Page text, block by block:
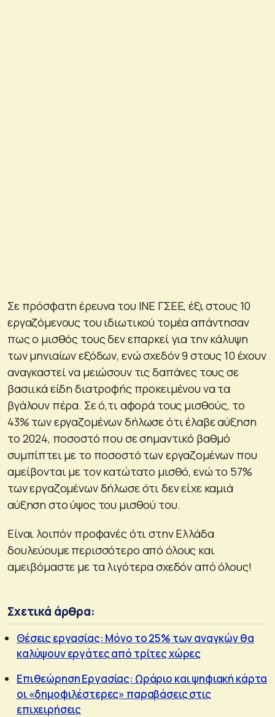
Σε πρόσφατη έρευνα του ΙΝΕ ΓΣΕΕ, έξι στους 10
εργαζόμενους του ιδιωτικού τομέα απάντησαν
πως ο μισθός τους δεν επαρκεί για την κάλυψη
των μηνιαίων εξόδων, ενώ σχεδόν 9 στους 10 έχουν
αναγκαστεί να μειώσουν τις δαπάνες τους σε
βασιικά είδη διατροφής προκειμένου να τα
βγάλουν πέρα. Σε ό,τι αφορά τους μισθούς, το
43% των εργαζομένων δήλωσε ότι έλαβε αύξηση
το 2024, ποσοστό που σε σημαντικό βαθμό
συμπίπτει με το ποσοστό των εργαζομένων που
αμείβονται με τον κατώτατο μισθό, ενώ το 57%
των εργαζομένων δήλωσε ότι δεν είχε καμιά
αύξηση στο ύψος του μισθού του.
Είναι λοιπόν προφανές ότι στην Ελλάδα
δουλεύουμε περισσότερο από όλους και
αμειβόμαστε με τα λιγότερα σχεδόν από όλους!
Σχετικά άρθρα:
Θέσεις εργασίας: Μόνο το 25% των αναγκών θα
καλύψουν εργάτες από τρίτες χώρες
Επιθεώρηση Εργασίας: Ωράριο και ψηφιακή κάρτα
οι «δημοφιλέστερες» παραβάσεις στις
επιχειρήσεις